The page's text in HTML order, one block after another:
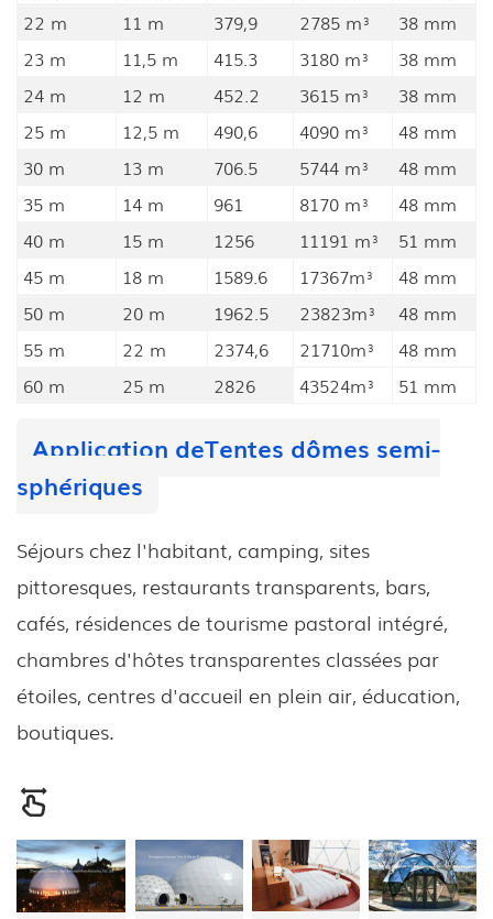
22 m
11 m 379,9 2785 m³
38 mm
23 m
11,5 m 415.3 3180 m³
38 mm
24 m
12 m 452.2 3615 m³
38 mm
25 m
12,5 m 490,6 4090 m³
48 mm
30 m
13 m 706.5 5744 m³
48 mm
35 m
14 m 961 8170 m³
48 mm
40 m
15 m 1256 11191 m³
51 mm
45 m
18 m 1589.6 17367m³
48 mm
50 m
20 m 1962.5 23823m³
48 mm
55 m
22 m 2374,6 21710m³
48 mm
60 m
25 m 2826 43524m³ 51 mm
Application deTentes dômes semi-
sphériques
Séjours chez l'habitant, camping, sites
pittoresques, restaurants transparents, bars,
cafés, résidences de tourisme pastoral intégré,
chambres d'hôtes transparentes classées par
étoiles, centres d'accueil en plein air, éducation,
boutiques.